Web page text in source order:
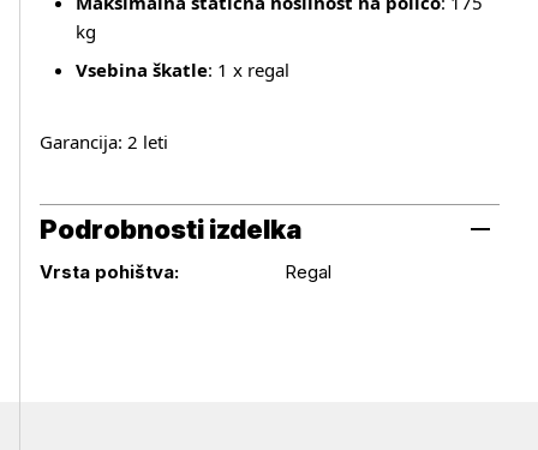
kg
Vsebina škatle: 1 x regal
Garancija: 2 leti
Podrobnosti izdelka
Podrobnosti izdelka
Vrsta pohištva: Regal